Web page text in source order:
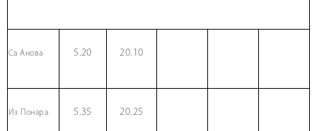
Са Анова 5.20 20.10
Из Понара 5.35 20.25